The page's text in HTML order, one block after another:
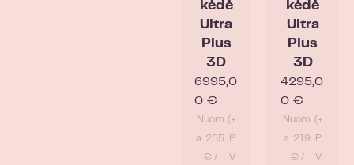
kėdė
Ultra
Plus
3D
6995,0
0 €
Nuom
a: 255
€ /
(+
P
V
kėdė
Ultra
Plus
3D
4295,0
0 €
Nuom
a: 219
€ /
(+
P
V